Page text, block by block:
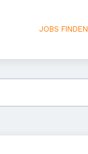
JOBS FINDEN